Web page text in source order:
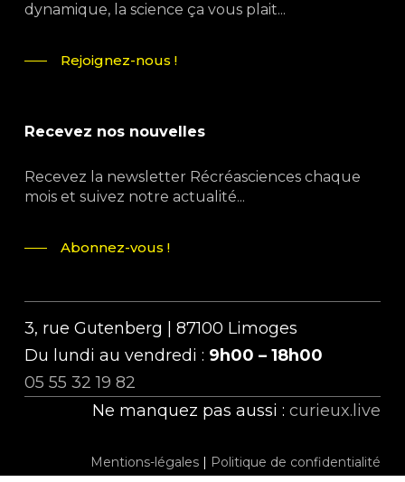
dynamique, la science ça vous plait...
Rejoignez-nous !
Recevez nos nouvelles
Recevez la newsletter Récréasciences chaque
mois et suivez notre actualité...
Abonnez-vous !
3, rue Gutenberg | 87100 Limoges
Du lundi au vendredi : 9h00 – 18h00
05 55 32 19 82
Ne manquez pas aussi :curieux.live
Mentions-légales | Politique de confidentialité